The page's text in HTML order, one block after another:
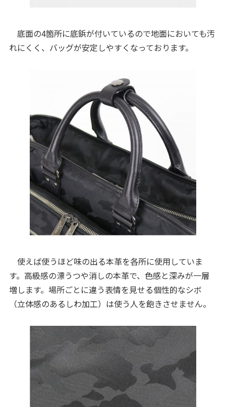
底面の4箇所に底鋲が付いているので地面においても汚
れにくく、バッグが安定しやすくなっております。
使えば使うほど味の出る本革を各所に使用していま
す。高級感の漂うつや消しの本革で、色感と深みが一層
増します。場所ごとに違う表情を見せる個性的なシボ
（立体感のあるしわ加工）は使う人を飽きさせません。